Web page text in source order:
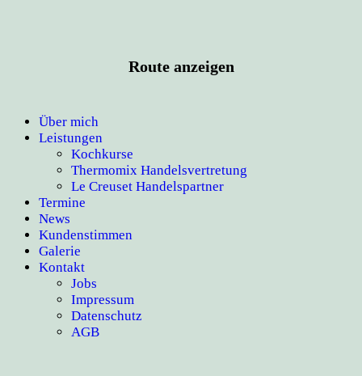
Route anzeigen
Über mich
Leistungen
Kochkurse
Thermomix Handelsvertretung
Le Creuset Handelspartner
Termine
News
Kundenstimmen
Galerie
Kontakt
Jobs
Impressum
Datenschutz
AGB